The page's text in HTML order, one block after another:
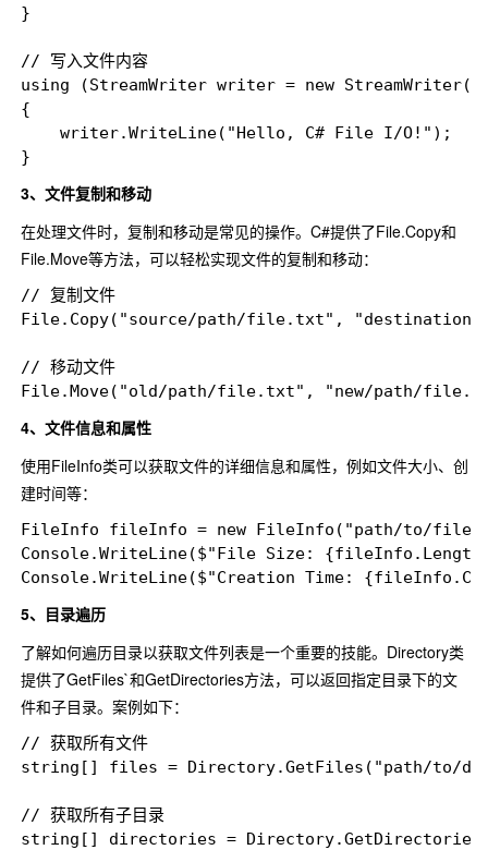
}
// 写入文件内容
using (StreamWriter writer = new
{
    writer.WriteLine("Hello, C# File I/O!");
3、文件复制和移动
在处理文件时，复制和移动是常见的操作。C#提供了File.Copy和
File.Move等方法，可以轻松实现文件的复制和移动：
// 复制文件
File.Copy("source/path/file.txt",
// 移动文件
4、文件信息和属性
使用FileInfo类可以获取文件的详细信息和属性，例如文件大小、创
建时间等：
FileInfo fileInfo = new FileInfo("path/to/
Console.WriteLine($"File Size:
5、目录遍历
了解如何遍历目录以获取文件列表是一个重要的技能。Directory类
提供了GetFiles`和GetDirectories方法，可以返回指定目录下的文
件和子目录。案例如下：
// 获取所有文件
string[] files = Directory.GetFiles("path/to/
// 获取所有子目录